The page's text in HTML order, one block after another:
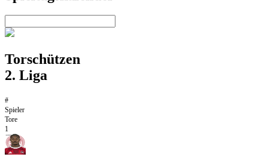
Torschützen
2. Liga
#
Spieler
Tore
1